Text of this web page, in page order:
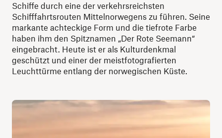
Schiffe durch eine der verkehrsreichsten
Schifffahrtsrouten Mittelnorwegens zu führen. Seine
markante achteckige Form und die tiefrote Farbe
haben ihm den Spitznamen „Der Rote Seemann“
eingebracht. Heute ist er als Kulturdenkmal
geschützt und einer der meistfotografierten
Leuchttürme entlang der norwegischen Küste.